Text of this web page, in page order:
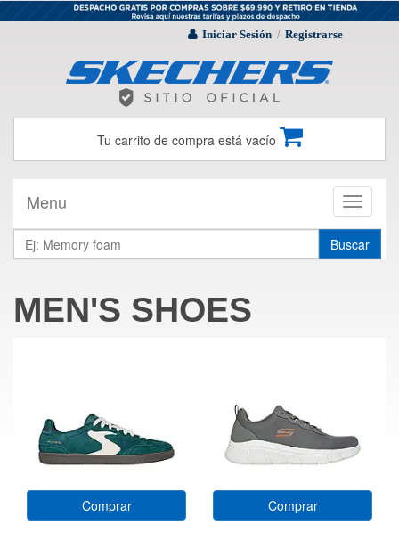
Iniciar Sesión / Registrarse
Tu carrito de compra está vacío
Toggle
Menu
Buscar
MEN'S SHOES
Comprar Comprar